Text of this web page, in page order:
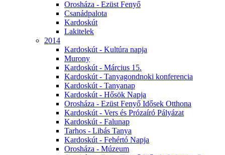
Orosháza - Ezüst Fenyő
Csanádpalota
Kardoskút
Lakitelek
2014
Kardoskút - Kultúra napja
Murony
Kardoskút - Március 15.
Kardoskút - Tanyagondnoki konferencia
Kardoskút - Tanyanap
Kardoskút - Hősök Napja
Orosháza - Ezüst Fenyő Idősek Otthona
Kardoskút - Vers és Prózaíró Pályázat
Kardoskút - Falunap
Tarhos - Libás Tanya
Kardoskút - Fehértó Napja
Orosháza - Múzeum